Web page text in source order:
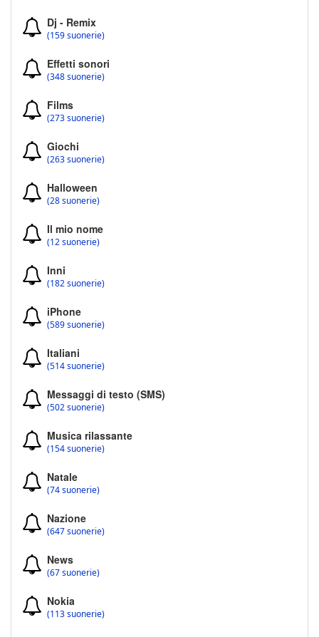
Dj - Remix
(159 suonerie)
Effetti sonori
(348 suonerie)
Films
(273 suonerie)
Giochi
(263 suonerie)
Halloween
(28 suonerie)
Il mio nome
(12 suonerie)
Inni
(182 suonerie)
iPhone
(589 suonerie)
Italiani
(514 suonerie)
Messaggi di testo (SMS)
(502 suonerie)
Musica rilassante
(154 suonerie)
Natale
(74 suonerie)
Nazione
(647 suonerie)
News
(67 suonerie)
Nokia
(113 suonerie)